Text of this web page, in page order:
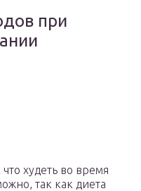
при
худеть во время
так как диета